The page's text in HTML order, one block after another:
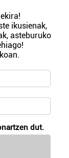
ikusienak,
asteburuko
dut.